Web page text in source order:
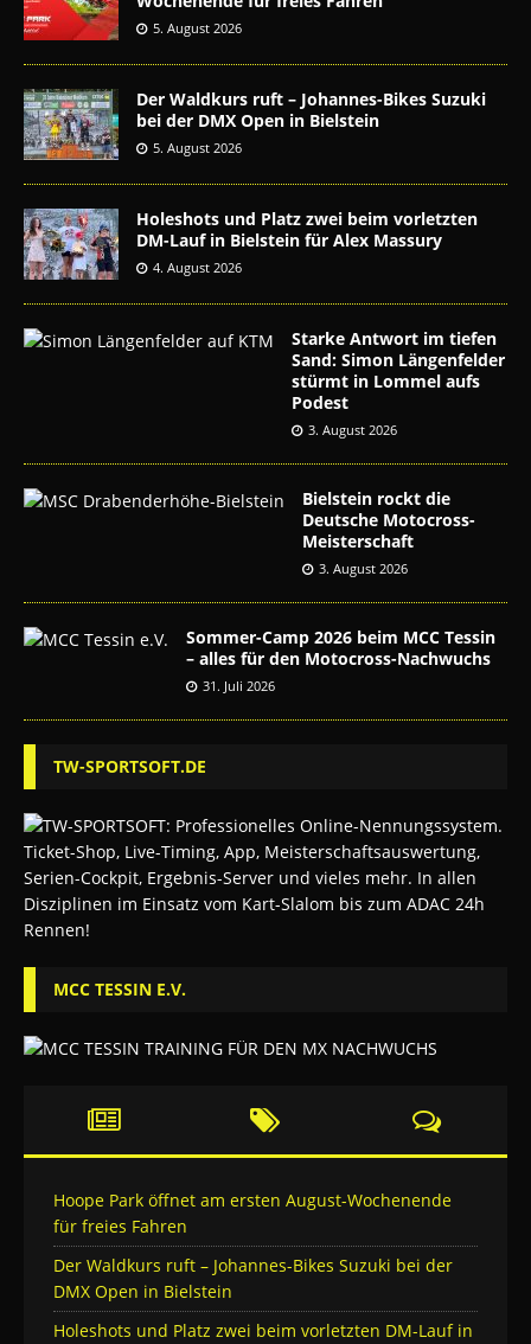
5. August 2026
Der Waldkurs ruft – Johannes-Bikes Suzuki
bei der DMX Open in Bielstein
5. August 2026
Holeshots und Platz zwei beim vorletzten
DM-Lauf in Bielstein für Alex Massury
4. August 2026
Starke Antwort im tiefen
Sand: Simon Längenfelder
stürmt in Lommel aufs
Podest
3. August 2026
Bielstein rockt die
Deutsche Motocross-
Meisterschaft
3. August 2026
Sommer-Camp 2026 beim MCC Tessin
– alles für den Motocross-Nachwuchs
31. Juli 2026
TW-SPORTSOFT.DE
MCC TESSIN E.V.
Hoope Park öffnet am ersten August-Wochenende
für freies Fahren
Der Waldkurs ruft – Johannes-Bikes Suzuki bei der
DMX Open in Bielstein
Holeshots und Platz zwei beim vorletzten DM-Lauf in